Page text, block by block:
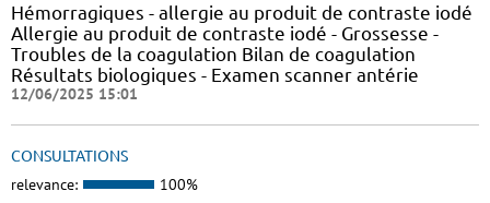
Hémorragiques - allergie au produit de contraste iodé
Allergie au produit de contraste iodé - Grossesse -
Troubles de la coagulation Bilan de coagulation
Résultats biologiques - Examen scanner antérie
12/06/2025 15:01
CONSULTATIONS
relevance: 100%